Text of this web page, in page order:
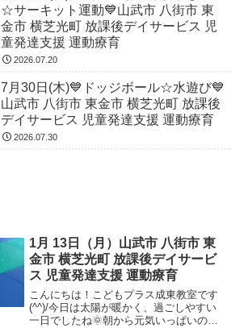
☆サーキット運動💙山武市 八街市 東
金市 横芝光町 放課後デイサービス 児
童発達支援 運動療育
2026.07.20
7月30日(木)💙ドッジボール☆水遊び💙
山武市 八街市 東金市 横芝光町 放課後
デイサービス 児童発達支援 運動療育
2026.07.30
1月 13日（月）山武市 八街市 東
金市 横芝光町 放課後デイサービ
ス 児童発達支援 運動療育
こんにちは！こどもプラス成東教室です
(^^)/今日は太陽が暖かく、過ごしやすい
一日でしたね🌞朝から元気いっぱいの子